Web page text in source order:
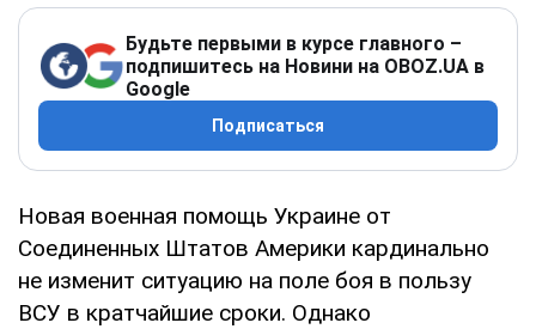
Будьте первыми в курсе главного –
подпишитесь на Новини на OBOZ.UA в
Google
Подписаться
Новая военная помощь Украине от
Соединенных Штатов Америки кардинально
не изменит ситуацию на поле боя в пользу
ВСУ в кратчайшие сроки. Однако